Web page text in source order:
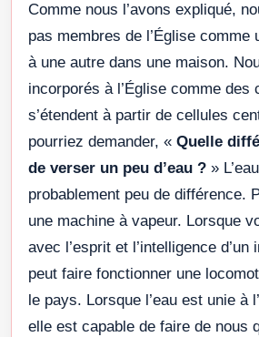
Comme nous l’avons expliqué,
pas membres de l’Église comme
à une autre dans une maison.
incorporés à l’Église comme des
s’étendent à partir de cellules
pourriez demander, « Quelle
de verser un peu d’eau ? »
probablement peu de différence.
une machine à vapeur. Lorsque
avec l’esprit et l’intelligence d’un
peut faire fonctionner une
le pays. Lorsque l’eau est unie à
elle est capable de faire de nous